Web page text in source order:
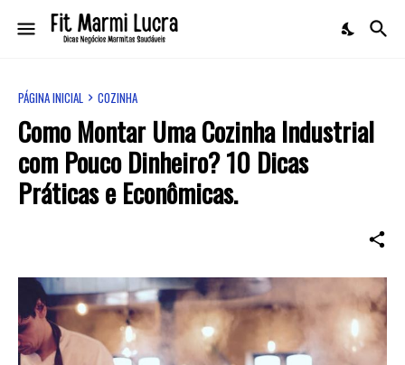
PÁGINA INICIAL COZINHA
Como Montar Uma Cozinha Industrial
com Pouco Dinheiro? 10 Dicas
Práticas e Econômicas.